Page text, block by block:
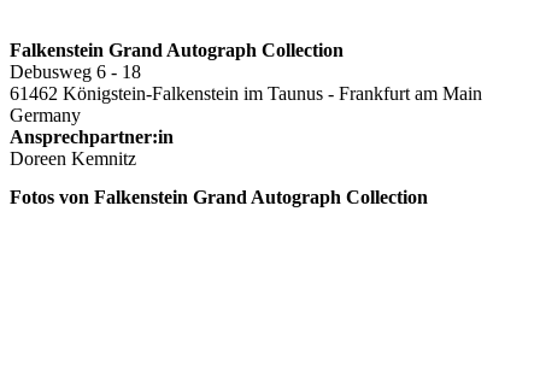
Falkenstein Grand Autograph Collection
Debusweg 6 - 18
61462 Königstein-Falkenstein im Taunus - Frankfurt am Main
Germany
Ansprechpartner:in
Doreen Kemnitz
Fotos von Falkenstein Grand Autograph Collection